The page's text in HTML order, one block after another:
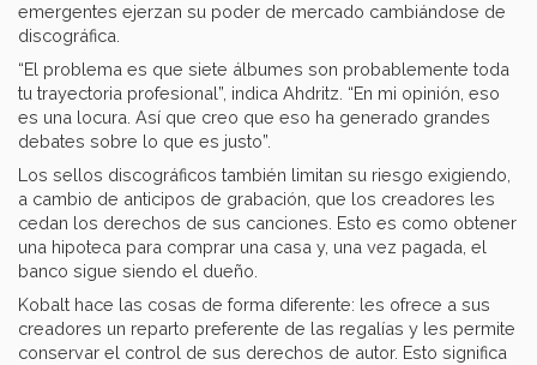
emergentes ejerzan su poder de mercado cambiándose de
discográfica.
“El problema es que siete álbumes son probablemente toda
tu trayectoria profesional”, indica Ahdritz. “En mi opinión, eso
es una locura. Así que creo que eso ha generado grandes
debates sobre lo que es justo”.
Los sellos discográficos también limitan su riesgo exigiendo,
a cambio de anticipos de grabación, que los creadores les
cedan los derechos de sus canciones. Esto es como obtener
una hipoteca para comprar una casa y, una vez pagada, el
banco sigue siendo el dueño.
Kobalt hace las cosas de forma diferente: les ofrece a sus
creadores un reparto preferente de las regalías y les permite
conservar el control de sus derechos de autor. Esto significa